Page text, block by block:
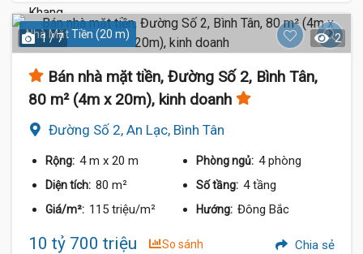
Nhà Mặt Tiền (20 m)
1 / 7 2
Bán nhà mặt tiền, Đường Số 2, Bình Tân,
80 m² (4m x 20m), kinh doanh
Đường Số 2, An Lạc, Bình Tân
Rộng: 4 m x 20 m Phòng ngủ: 4 phòng
Diện tích: 80 m² Số tầng: 4 tầng
Giá/m²: 115 triệu/m² Hướng: Đông Bắc
10 tỷ 700 triệu So sánh Chia sẻ